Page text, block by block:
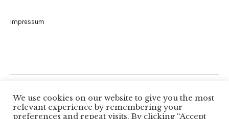
Impressum
Folge uns
We use cookies on our website to give you the most
relevant experience by remembering your
preferences and repeat visits. By clicking “Accept